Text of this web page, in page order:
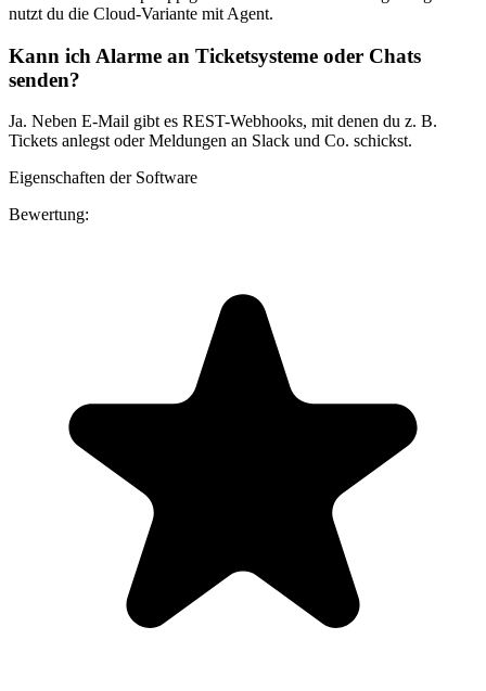
nutzt du die Cloud-Variante mit Agent.
Kann ich Alarme an Ticketsysteme oder Chats
senden?
Ja. Neben E-Mail gibt es REST-Webhooks, mit denen du z. B.
Tickets anlegst oder Meldungen an Slack und Co. schickst.
Eigenschaften der Software
Bewertung: